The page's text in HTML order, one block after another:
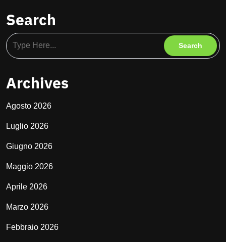
Search
Archives
Agosto 2026
Luglio 2026
Giugno 2026
Maggio 2026
Aprile 2026
Marzo 2026
Febbraio 2026